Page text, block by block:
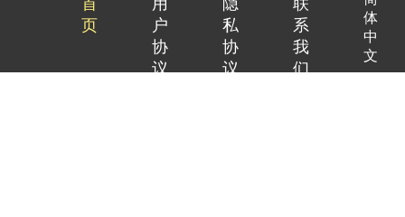
首
页
用
户
协
议
隐
私
协
议
联
系
我
们
体
中
文